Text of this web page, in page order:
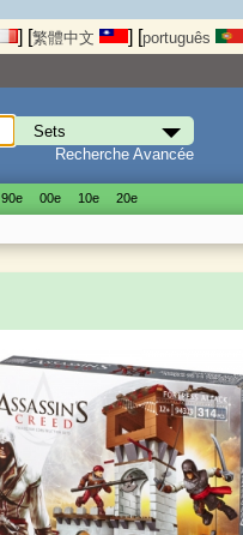
] [繁體中文 ] [português
Recherche Avancée
90е 00е 10е 20е